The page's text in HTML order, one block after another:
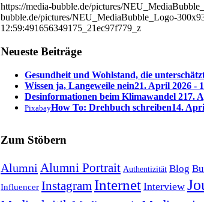
https://media-bubble.de/pictures/
bubble.de/pictures/NEU_MediaBubble_Logo-
12:59:491656349175_21ec97f779_z
Neueste Beiträge
Gesundheit und Wohlstand, die
Wissen ja, Langeweile nein21. April 2026 -
Desinformationen beim Klimawandel 217.
PixabayHow To: Drehbuch schreiben14.
Zum Stöbern
Alumni Alumni Portrait Authentizität Blog
Influencer Instagram Internet Interview